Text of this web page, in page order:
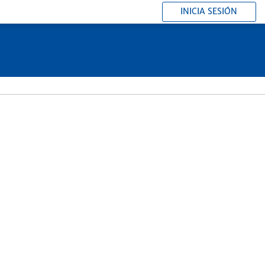
INICIA SESIÓN